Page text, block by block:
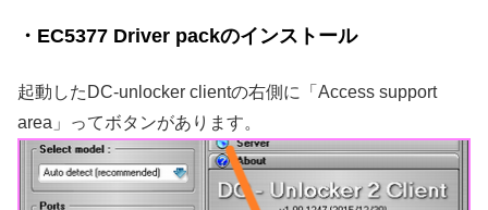
・EC5377 Driver packのインストール
起動したDC-unlocker clientの右側に「Access support
area」ってボタンがあります。